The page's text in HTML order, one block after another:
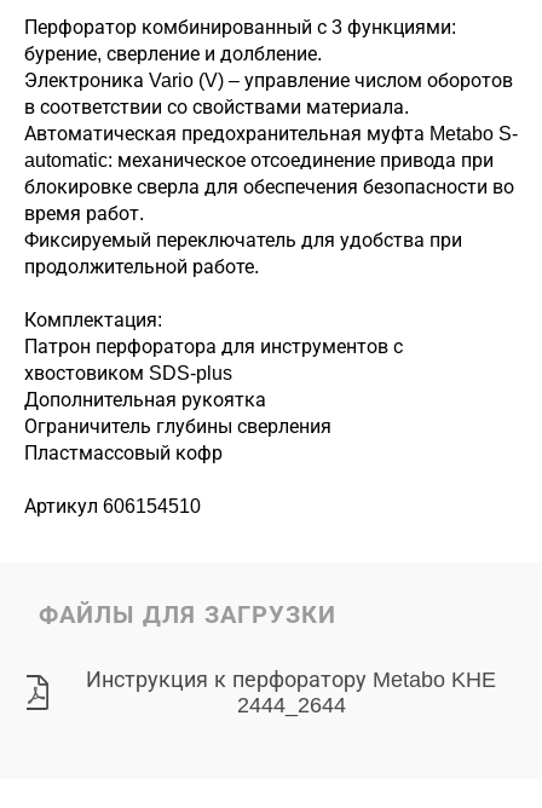
Перфоратор комбинированный с 3 функциями:
бурение, сверление и долбление.
Электроника Vario (V) – управление числом оборотов
в соответствии со свойствами материала.
Автоматическая предохранительная муфта Metabo S-
automatic: механическое отсоединение привода при
блокировке сверла для обеспечения безопасности во
время работ.
Фиксируемый переключатель для удобства при
продолжительной работе.
Комплектация:
Патрон перфоратора для инструментов с
хвостовиком SDS-plus
Дополнительная рукоятка
Ограничитель глубины сверления
Пластмассовый кофр
Артикул 606154510
ФАЙЛЫ ДЛЯ ЗАГРУЗКИ
Инструкция к перфоратору Metabo KHE
2444_2644